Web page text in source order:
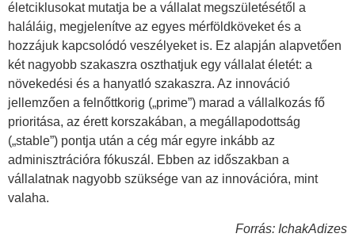
életciklusokat mutatja be a vállalat megszületésétől a
haláláig, megjelenítve az egyes mérföldköveket és a
hozzájuk kapcsolódó veszélyeket is. Ez alapján alapvetően
két nagyobb szakaszra oszthatjuk egy vállalat életét: a
növekedési és a hanyatló szakaszra. Az innováció
jellemzően a felnőttkorig („prime”) marad a vállalkozás fő
prioritása, az érett korszakában, a megállapodottság
(„stable”) pontja után a cég már egyre inkább az
adminisztrációra fókuszál. Ebben az időszakban a
vállalatnak nagyobb szüksége van az innovációra, mint
valaha.
Forrás: IchakAdizes